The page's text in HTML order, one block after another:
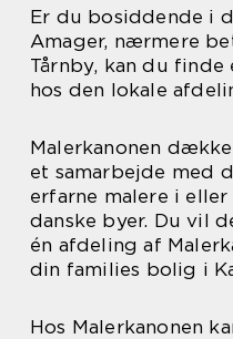
Er du bosiddende i
Amager, nærmere
Tårnby, kan du
hos den lokale
Malerkanonen
et samarbejde med
erfarne malere i
danske byer. Du vil
én afdeling af
din families bolig i
Hos Malerkanonen